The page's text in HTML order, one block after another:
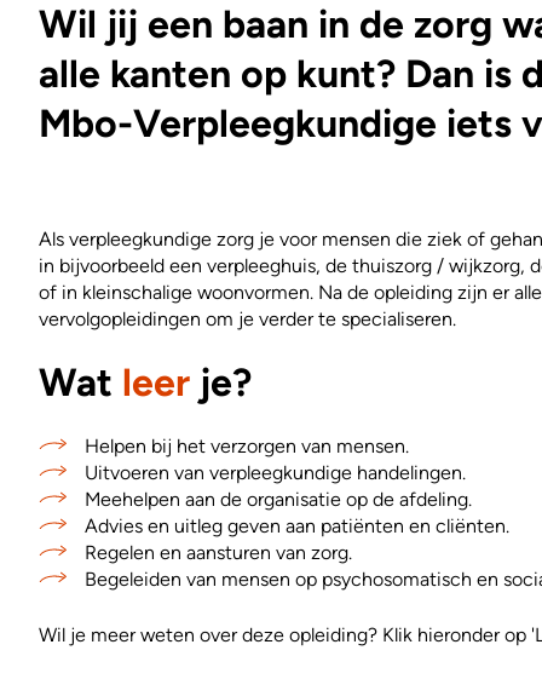
Wil jij een baan in de zorg
alle kanten op kunt? Dan is
Mbo-Verpleegkundige iets
Als verpleegkundige zorg je voor mensen die ziek of
in bijvoorbeeld een verpleeghuis, de thuiszorg / wijkzorg,
of in kleinschalige woonvormen. Na de opleiding zijn er
vervolgopleidingen om je verder te specialiseren.
Wat leer je?
Helpen bij het verzorgen van mensen.
Uitvoeren van verpleegkundige handelingen.
Meehelpen aan de organisatie op de afdeling.
Advies en uitleg geven aan patiënten en cliënten.
Regelen en aansturen van zorg.
Begeleiden van mensen op psychosomatisch en
Wil je meer weten over deze opleiding? Klik hieronder op